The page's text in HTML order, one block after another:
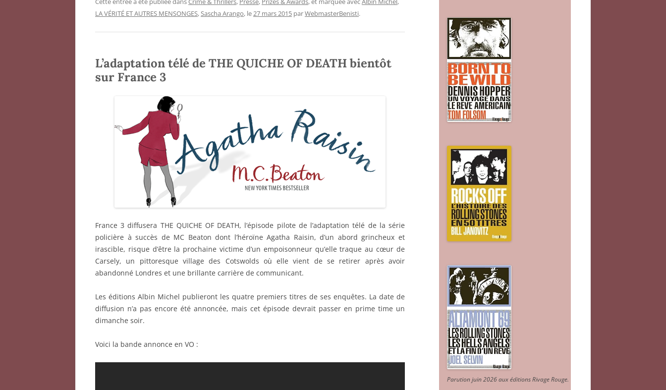
LA VÉRITÉ ET AUTRES MENSONGES,Sascha Arango, le27 mars 2015 parWebmasterBenisti.
L’adaptation télé de THE QUICHE OF DEATH bientôt
sur France 3
France 3 diffusera THE QUICHE OF DEATH, l’épisode pilote de l’adaptation télé de la série
policière à succès de MC Beaton dont l’héroïne Agatha Raisin, d’un abord grincheux et
irascible, risque d’être la prochaine victime d’un empoisonneur qu’elle traque au cœur de
Carsely, un pittoresque village des Cotswolds où elle vient de se retirer après avoir
abandonné Londres et une brillante carrière de communicant.
Les éditions Albin Michel publieront les quatre premiers titres de ses enquêtes. La date de
diffusion n’a pas encore été annoncée, mais cet épisode devrait passer en prime time un
dimanche soir.
Voici la bande annonce en VO :
Parution juin 2026 aux éditions Rivage Rouge.